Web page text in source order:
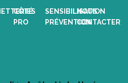
CÔTÉ
PRO
SENSIBILISATION
PRÉVENTION
NOUS
CONTACTER